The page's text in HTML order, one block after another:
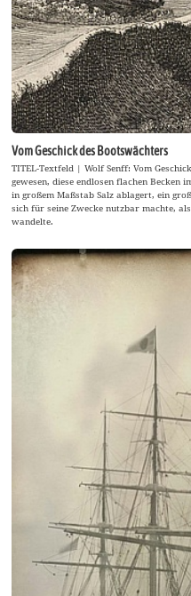
Vom Geschick des Bootswächters
TITEL-Textfeld | Wolf Senff: Vom
gewesen, diese endlosen flachen Becken
in großem Maßstab Salz ablagert, ein
sich für seine Zwecke nutzbar machte,
wandelte.